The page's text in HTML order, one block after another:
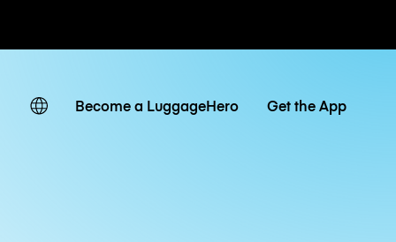
Become a LuggageHero Get the App